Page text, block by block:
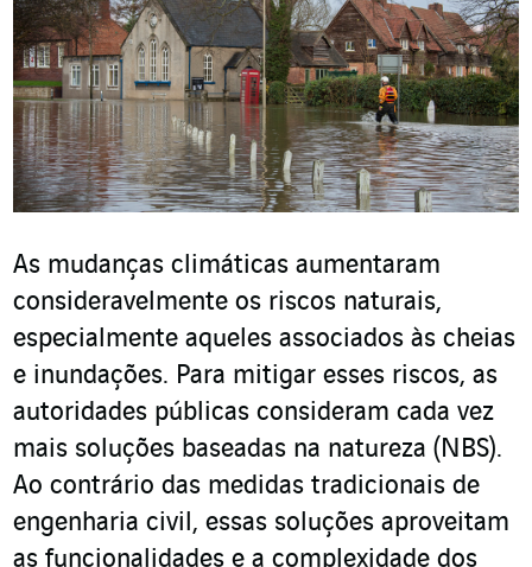
As mudanças climáticas aumentaram
consideravelmente os riscos naturais,
especialmente aqueles associados às cheias
e inundações. Para mitigar esses riscos, as
autoridades públicas consideram cada vez
mais soluções baseadas na natureza (NBS).
Ao contrário das medidas tradicionais de
engenharia civil, essas soluções aproveitam
as funcionalidades e a complexidade dos